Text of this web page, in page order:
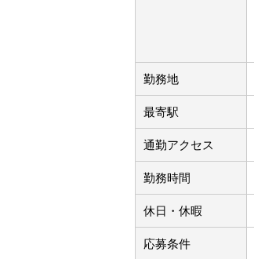
勤務地
最寄駅
通勤アクセス
勤務時間
休日・休暇
応募条件